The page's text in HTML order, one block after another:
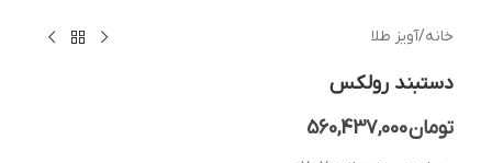
خانه/آویز طلا
دستبند رولکس
تومان